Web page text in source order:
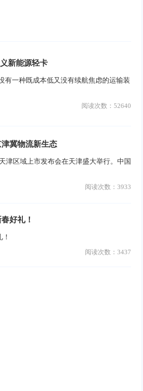
新能源轻卡
有一种既成本低又没有续航焦虑的运输装
阅读次数： 52640
冀物流新生态
区域上市发布会在天津盛大举行。中国
阅读次数： 3933
好礼！
阅读次数： 3437